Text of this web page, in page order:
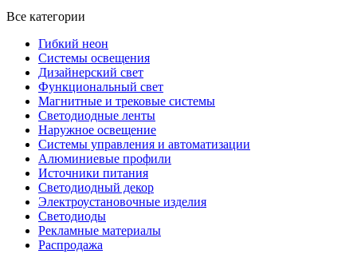
Все категории
Гибкий неон
Системы освещения
Дизайнерский свет
Функциональный свет
Магнитные и трековые системы
Светодиодные ленты
Наружное освещение
Системы управления и автоматизации
Алюминиевые профили
Источники питания
Светодиодный декор
Электроустановочные изделия
Светодиоды
Рекламные материалы
Распродажа